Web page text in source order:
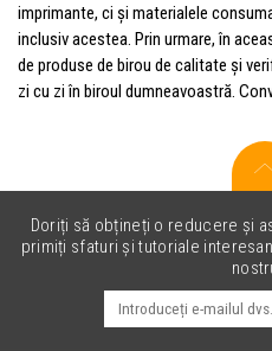
imprimante, ci și materialele
inclusiv acestea. Prin urmare, în
de produse de birou de calitate și
zi cu zi în biroul dumneavoastră.
Doriți să obțineți o reducere și
primiți sfaturi și tutoriale